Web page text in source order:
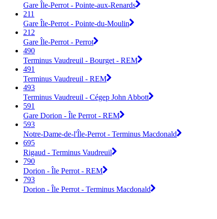
Gare Île-Perrot - Pointe-aux-Renards
211
Gare Île-Perrot - Pointe-du-Moulin
212
Gare Île-Perrot - Perrot
490
Terminus Vaudreuil - Bourget - REM
491
Terminus Vaudreuil - REM
493
Terminus Vaudreuil - Cégep John Abbott
591
Gare Dorion - Île Perrot - REM
593
Notre-Dame-de-l'Île-Perrot - Terminus Macdonald
695
Rigaud - Terminus Vaudreuil
790
Dorion - Île Perrot - REM
793
Dorion - Île Perrot - Terminus Macdonald